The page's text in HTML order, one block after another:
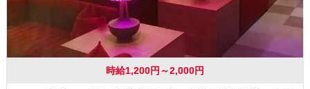
時給1,200円～2,000円